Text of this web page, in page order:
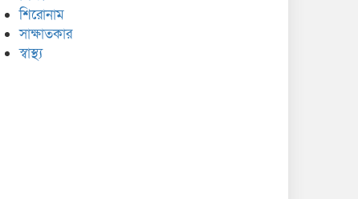
শিরোনাম
সাক্ষাতকার
স্বাস্থ্য